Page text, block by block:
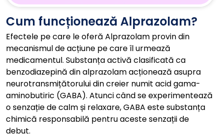
Cum funcționează Alprazolam?
Efectele pe care le oferă Alprazolam provin din
mecanismul de acțiune pe care îl urmează
medicamentul. Substanța activă clasificată ca
benzodiazepină din alprazolam acționează asupra
neurotransmițătorului din creier numit acid gama-
aminobutiric (GABA). Atunci când se experimentează
o senzație de calm și relaxare, GABA este substanța
chimică responsabilă pentru aceste senzații de
debut.